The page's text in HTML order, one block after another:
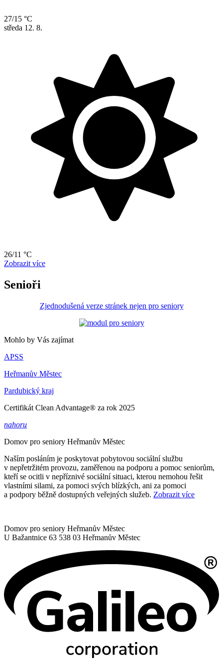
27/15 °C
středa 12. 8.
26/11 °C
Zobrazit více
Senioři
Zjednodušená verze stránek nejen pro seniory
Mohlo by Vás zajímat
APSS
Heřmanův Městec
Pardubický kraj
Certifikát Clean Advantage® za rok 2025
nahoru
Domov pro seniory Heřmanův Městec
Naším posláním je poskytovat pobytovou sociální službu
v nepřetržitém provozu, zaměřenou na podporu a pomoc seniorům,
kteří se ocitli v nepříznivé sociální situaci, kterou nemohou řešit
vlastními silami, za pomoci svých blízkých, ani za pomoci
a podpory běžně dostupných veřejných služeb. Zobrazit více
Domov pro seniory Heřmanův Městec
U Bažantnice 63 538 03 Heřmanův Městec